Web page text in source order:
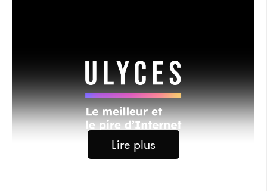
Lire plus